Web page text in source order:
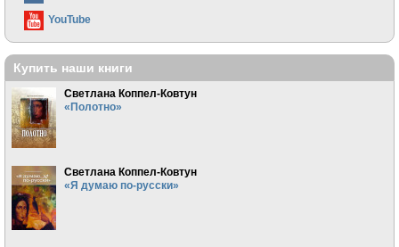
YouTube
Купить наши книги
Светлана Коппел-Ковтун
«Полотно»
Светлана Коппел-Ковтун
«Я думаю по-русски»